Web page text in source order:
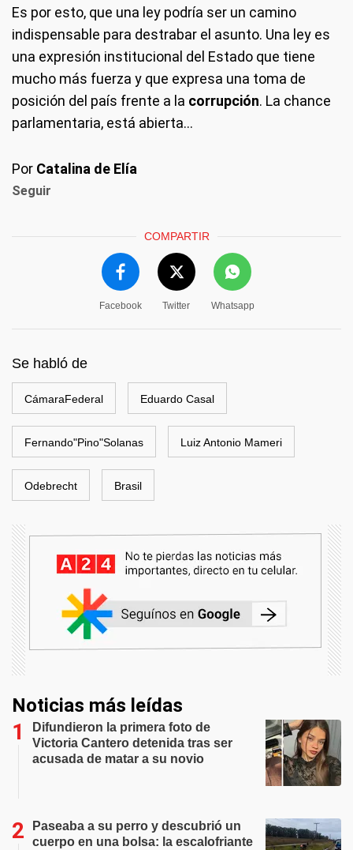
Es por esto, que una ley podría ser un camino
indispensable para destrabar el asunto. Una ley es
una expresión institucional del Estado que tiene
mucho más fuerza y que expresa una toma de
posición del país frente a la corrupción. La chance
parlamentaria, está abierta...
Por Catalina de Elía
Seguir
COMPARTIR
Facebook Twitter Whatsapp
Se habló de
CámaraFederal Eduardo Casal
Fernando"Pino"Solanas Luiz Antonio Mameri
Odebrecht Brasil
Noticias más leídas
Difundieron la primera foto de
Victoria Cantero detenida tras ser
acusada de matar a su novio
Paseaba a su perro y descubrió un
cuerpo en una bolsa: la escalofriante